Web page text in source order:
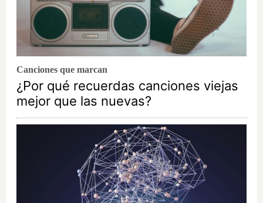
Canciones que marcan
¿Por qué recuerdas canciones viejas
mejor que las nuevas?